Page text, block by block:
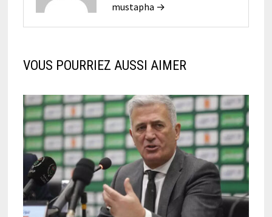
mustapha →
VOUS POURRIEZ AUSSI AIMER